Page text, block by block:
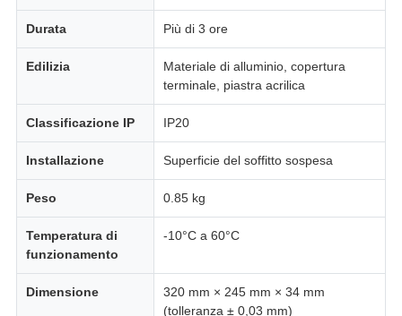
Durata Più di 3 ore
Edilizia
Materiale di alluminio, copertura
terminale, piastra acrilica
Classificazione IP IP20
Installazione Superficie del soffitto sospesa
Peso 0.85 kg
Temperatura di
funzionamento
-10°C a 60°C
Dimensione
320 mm × 245 mm × 34 mm
(tolleranza ± 0,03 mm)